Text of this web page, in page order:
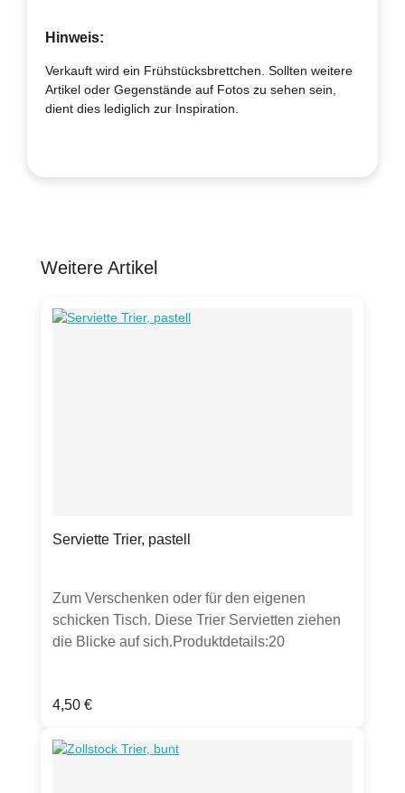
Hinweis:
Verkauft wird ein Frühstücksbrettchen. Sollten weitere
Artikel oder Gegenstände auf Fotos zu sehen sein,
dient dies lediglich zur Inspiration.
Produktgalerie überspringen
Weitere Artikel
Serviette Trier, pastell
Zum Verschenken oder für den eigenen
schicken Tisch. Diese Trier Servietten ziehen
die Blicke auf sich.Produktdetails:20
kann zu Abrieb führen.Verpackt in Folie mit
einfachen Entnehmen der
Regulärer Preis:
4,50 €